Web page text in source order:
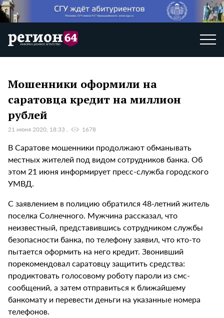
Мошенники оформили на
саратовца кредит на миллион
рублей
21 июня 2020, 18:33 1678
В Саратове мошенники продолжают обманывать
местных жителей под видом сотрудников банка. Об
этом 21 июня информирует пресс-служба городского
УМВД.
С заявлением в полицию обратился 48-летний житель
поселка Солнечного. Мужчина рассказал, что
неизвестный, представившись сотрудником службы
безопасности банка, по телефону заявил, что кто-то
пытается оформить на него кредит. Звонивший
порекомендовал саратовцу защитить средства:
продиктовать голосовому роботу пароли из смс-
сообщений, а затем отправиться к ближайшему
банкомату и перевести деньги на указанные номера
телефонов.